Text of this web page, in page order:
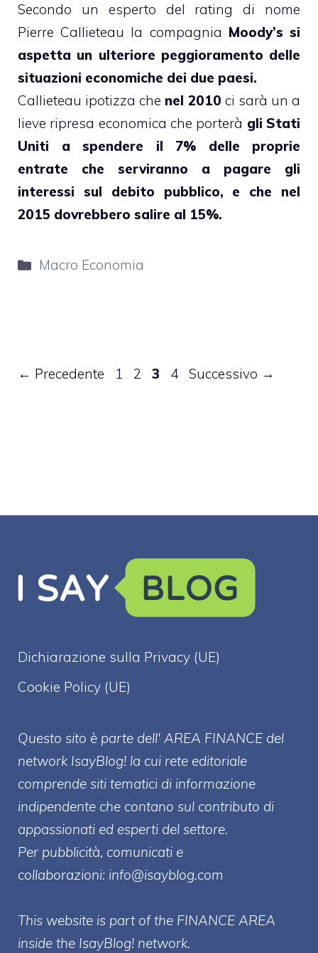
Secondo un esperto del rating di nome
Pierre Callieteau la compagnia Moody’s si
aspetta un ulteriore peggioramento delle
situazioni economiche dei due paesi.
Callieteau ipotizza che nel 2010 ci sarà un a
lieve ripresa economica che porterà gli Stati
Uniti a spendere il 7% delle proprie
entrate che serviranno a pagare gli
interessi sul debito pubblico, e che nel
2015 dovrebbero salire al 15%.
Categorie
Macro Economia
← Precedente Pagina
1 Pagina
2 Pagina
3 Pagina
4 Successivo →
Dichiarazione sulla Privacy (UE)
Cookie Policy (UE)
Questo sito è parte dell' AREA FINANCE del
network IsayBlog! la cui rete editoriale
comprende siti tematici di informazione
indipendente che contano sul contributo di
appassionati ed esperti del settore.
Per pubblicità, comunicati e
collaborazioni: info@isayblog.com
This website is part of the FINANCE AREA
inside the IsayBlog! network.